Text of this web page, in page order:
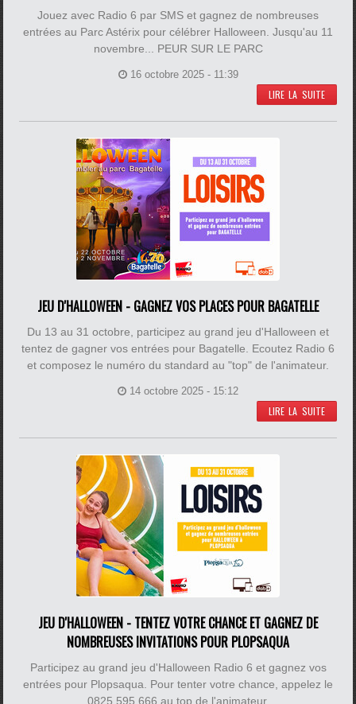
Jouez avec Radio 6 par SMS et gagnez de nombreuses
entrées au Parc Astérix pour célébrer Halloween. Jusqu'au 11
novembre... PEUR SUR LE PARC
16 octobre 2025 - 11:39
LIRE LA SUITE
JEU D'HALLOWEEN - GAGNEZ VOS PLACES POUR BAGATELLE
Du 13 au 31 octobre, participez au grand jeu d'Halloween et
tentez de gagner vos entrées pour Bagatelle. Ecoutez Radio 6
et composez le numéro du standard au "top" de l'animateur.
14 octobre 2025 - 15:12
LIRE LA SUITE
JEU D'HALLOWEEN - TENTEZ VOTRE CHANCE ET GAGNEZ DE
NOMBREUSES INVITATIONS POUR PLOPSAQUA
Participez au grand jeu d'Halloween Radio 6 et gagnez vos
entrées pour Plopsaqua. Pour tenter votre chance, appelez le
0825 595 666 au top de l'animateur.